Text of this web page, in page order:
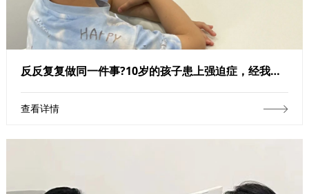
反反复复做同一件事?10岁的孩子患上强迫症，经我院治疗后明显改善
查看详情